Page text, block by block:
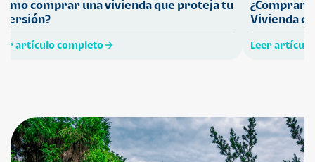
comprar una vivienda que proteja tu
artículo completo
¿Comprar
Vivienda
Leer